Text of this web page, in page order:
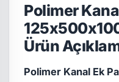
Polimer
Ürün
Polimer Kanal Ek